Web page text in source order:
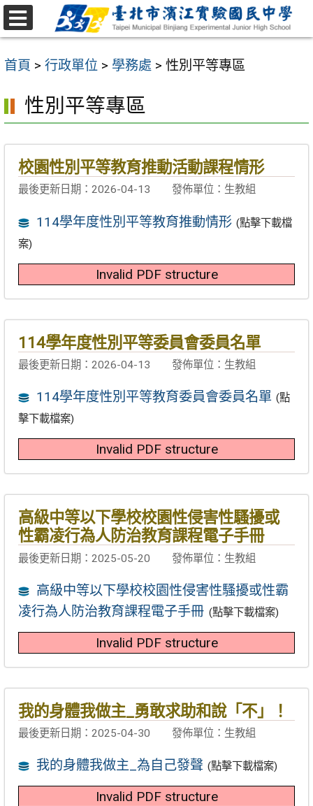
跳
至
要
容
首頁 > 行政單位 > 學務處 > 性別平等專區
性別平等專區
校園性別平等教育推動活動課程情形
最後更新日期：2026-04-13 發佈單位：生教組
114學年度性別平等教育推動情形 (點擊下載檔
案)
Invalid PDF structure
114學年度性別平等委員會委員名單
最後更新日期：2026-04-13 發佈單位：生教組
114學年度性別平等教育委員會委員名單 (點
擊下載檔案)
Invalid PDF structure
高級中等以下學校校園性侵害性騷擾或
性霸凌行為人防治教育課程電子手冊
最後更新日期：2025-05-20 發佈單位：生教組
高級中等以下學校校園性侵害性騷擾或性霸
凌行為人防治教育課程電子手冊 (點擊下載檔案)
Invalid PDF structure
我的身體我做主_勇敢求助和說「不」！
最後更新日期：2025-04-30 發佈單位：生教組
我的身體我做主_為自己發聲 (點擊下載檔案)
Invalid PDF structure
選
單